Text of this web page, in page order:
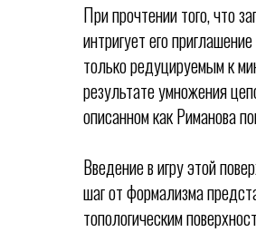
При прочтении того, что
интригует его
только редуцируемым к
результате умножения
описанном как Риманова
Введение в игру этой
шаг от формализма
топологическим